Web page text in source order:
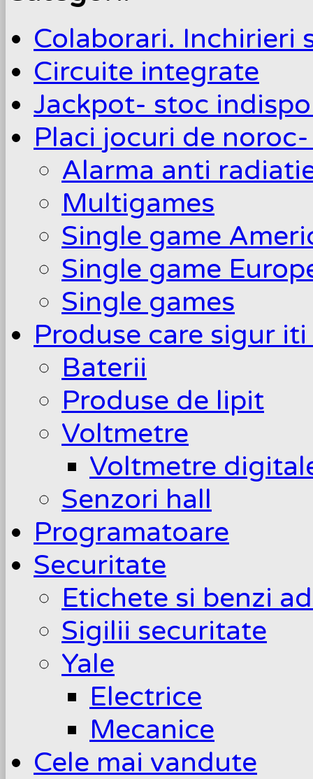
Colaborari. Inchirieri
Circuite integrate
Jackpot- stoc
Placi jocuri de
Alarma anti
Multigames
Single game
Single game
Single games
Produse care sigur
Baterii
Produse de lipit
Voltmetre
Voltmetre
Senzori hall
Programatoare
Securitate
Etichete si benzi
Sigilii securitate
Yale
Electrice
Mecanice
Cele mai vandute